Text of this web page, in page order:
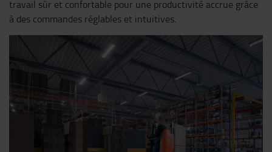
travail sûr et confortable pour une productivité accrue grâce
à des commandes réglables et intuitives.